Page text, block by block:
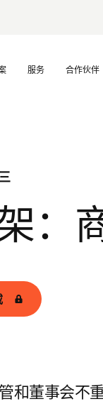
服务 合作伙伴
：
和董事会不